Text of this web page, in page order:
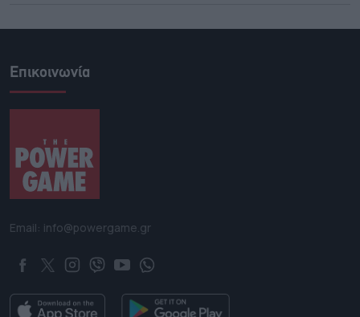
Επικοινωνία
Email: info@powergame.gr